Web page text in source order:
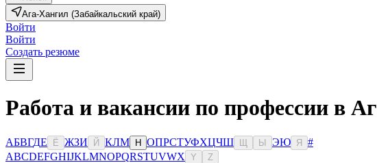
Ага-Хангил (Забайкальский край)
Войти
Войти
Создать резюме
Работа и вакансии по профессии в
АБВГДЕ Ё ЖЗИ Й КЛМ Н ОПРСТУФХЦЧШ Ы ЭЮ Я
#
ABCDEFGHIJKLMNOPQRSTUVWX Y Z